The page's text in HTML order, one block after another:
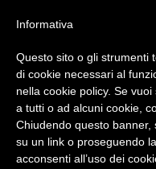
Informativa
Questo sito o gli strumenti
di cookie necessari al
nella cookie policy. Se
a tutti o ad alcuni cookie,
Chiudendo questo
su un link o proseguendo
acconsenti all’uso dei